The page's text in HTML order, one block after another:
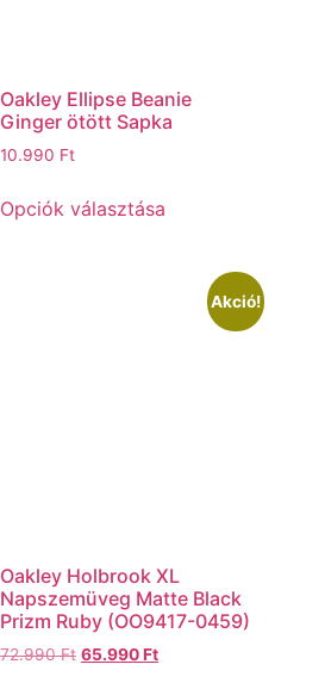
Oakley Ellipse Beanie
Ginger ötött Sapka
10.990 Ft
Opciók választása
Akció!
Oakley Holbrook XL
Napszemüveg Matte Black
Prizm Ruby (OO9417-0459)
72.990Ft 65.990Ft